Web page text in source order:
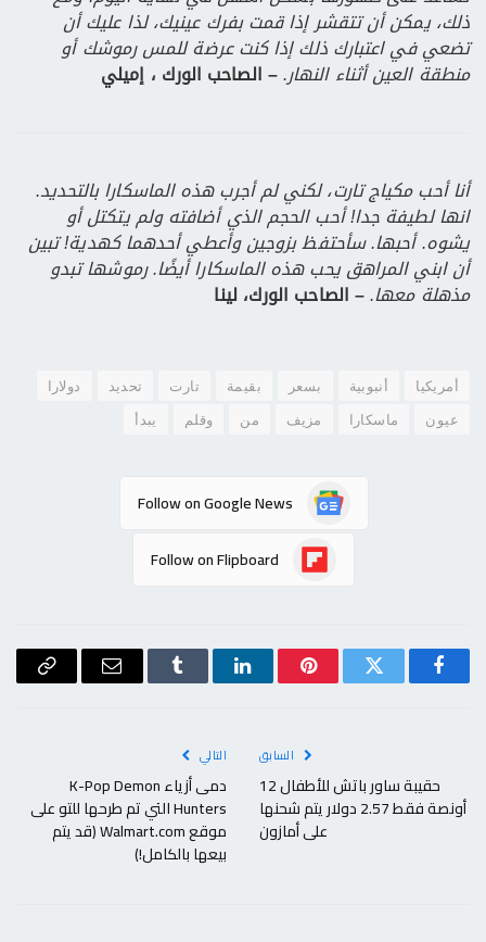
ذلك، يمكن أن تتقشر إذا قمت بفرك عينيك، لذا عليك أن
تضعي في اعتبارك ذلك إذا كنت عرضة للمس رموشك أو
منطقة العين أثناء النهار.– الصاحب الورك ، إميلي
أنا أحب مكياج تارت، لكني لم أجرب هذه الماسكارا بالتحديد.
انها لطيفة جدا! أحب الحجم الذي أضافته ولم يتكتل أو
يشوه. أحبها. سأحتفظ بزوجين وأعطي أحدهما كهدية! تبين
أن ابني المراهق يحب هذه الماسكارا أيضًا. رموشها تبدو
مذهلة معها.– الصاحب الورك، لينا
أمريكيا أنبوبية بسعر بقيمة تارت تحديد
دولارا
عيون
ماسكارا مزيف من وقلم يبدأ
Follow on Google News
Follow on Flipboard
فيسبوكتويتر بينتيريستلينكدإن Tumblr البريد
Copy
السابق
حقيبة ساور باتش للأطفال 12
أونصة فقط 2.57 دولار يتم شحنها
على أمازون
التالي
دمى أزياء K-Pop Demon
Hunters التي تم طرحها للتو على
موقع Walmart.com (قد يتم
بيعها بالكامل!)